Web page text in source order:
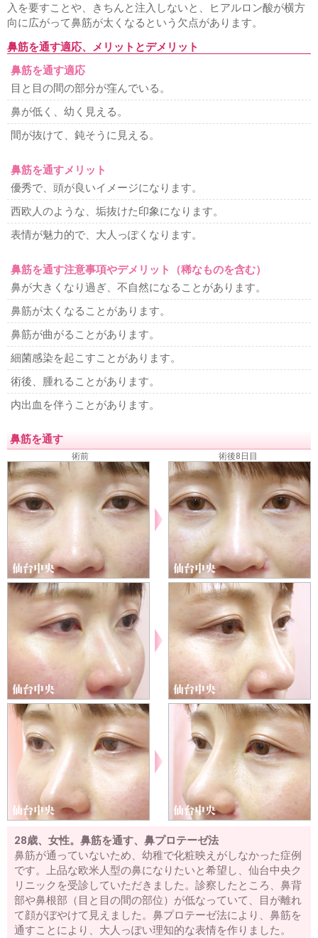
入を要すことや、きちんと注入しないと、ヒアルロン酸が横方
向に広がって鼻筋が太くなるという欠点があります。
鼻筋を通す適応、メリットとデメリット
鼻筋を通す適応
目と目の間の部分が窪んでいる。
鼻が低く、幼く見える。
間が抜けて、鈍そうに見える。
鼻筋を通すメリット
優秀で、頭が良いイメージになります。
西欧人のような、垢抜けた印象になります。
表情が魅力的で、大人っぽくなります。
鼻筋を通す注意事項やデメリット（稀なものを含む）
鼻が大きくなり過ぎ、不自然になることがあります。
鼻筋が太くなることがあります。
鼻筋が曲がることがあります。
細菌感染を起こすことがあります。
術後、腫れることがあります。
内出血を伴うことがあります。
鼻筋を通す
術前 術後8日目
28歳、女性。鼻筋を通す、鼻プロテーゼ法
鼻筋が通っていないため、幼稚で化粧映えがしなかった症例
です。上品な欧米人型の鼻になりたいと希望し、仙台中央ク
リニックを受診していただきました。診察したところ、鼻背
部や鼻根部（目と目の間の部位）が低なっていて、目が離れ
て顔がぼやけて見えました。鼻プロテーゼ法により、鼻筋を
通すことにより、大人っぽい理知的な表情を作りました。